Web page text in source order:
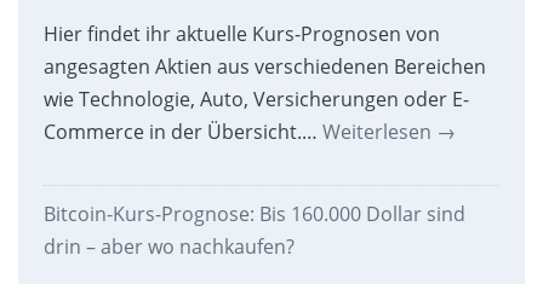
Hier findet ihr aktuelle Kurs-Prognosen von
angesagten Aktien aus verschiedenen Bereichen
wie Technologie, Auto, Versicherungen oder E-
Commerce in der Übersicht.… Weiterlesen →
Bitcoin-Kurs-Prognose: Bis 160.000 Dollar sind
drin – aber wo nachkaufen?